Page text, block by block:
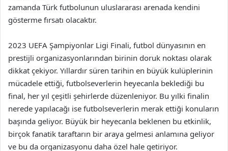
zamanda Türk futbolunun uluslararası arenada kendini
gösterme fırsatı olacaktır.
2023 UEFA Şampiyonlar Ligi Finali, futbol dünyasının en
prestijli organizasyonlarından birinin doruk noktası olarak
dikkat çekiyor. Yıllardır süren tarihin en büyük kulüplerinin
mücadele ettiği, futbolseverlerin heyecanla beklediği bu
final, her yıl çeşitli şehirlerde düzenleniyor. Bu yılki finalin
nerede yapılacağı ise futbolseverlerin merak ettiği konuların
başında geliyor. Büyük bir heyecanla beklenen bu etkinlik,
birçok fanatik taraftarın bir araya gelmesi anlamına geliyor
ve bu da organizasyonu daha özel hale getiriyor.